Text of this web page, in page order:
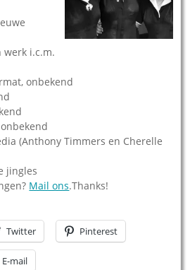
werk i.c.m.
onbekend
(Anthony Timmers en Cherelle
jingles
Mail ons.Thanks!
Twitter Pinterest
E-mail